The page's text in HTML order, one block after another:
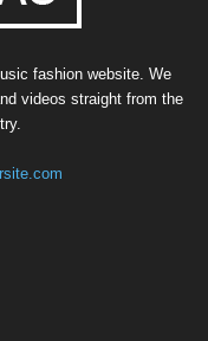
fashion website. We
videos straight from the